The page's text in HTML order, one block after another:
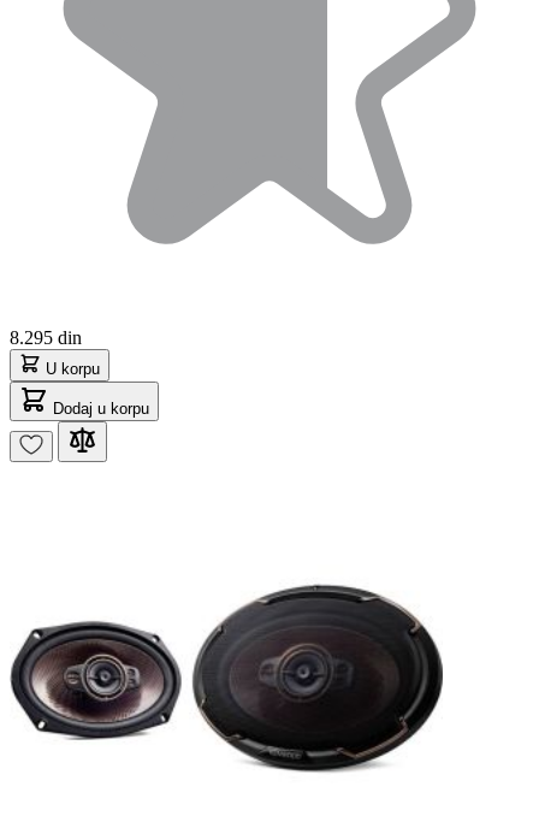
8.295 din
U korpu
Dodaj u korpu